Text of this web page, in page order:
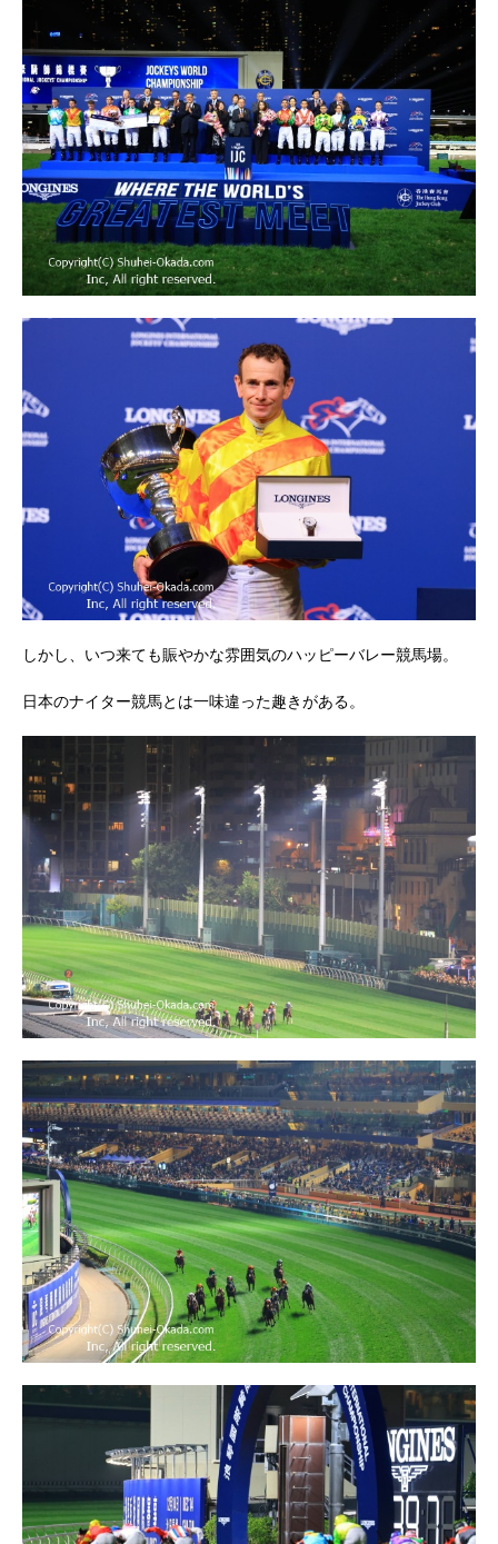
しかし、いつ来ても賑やかな雰囲気のハッピーバレー競馬場。
日本のナイター競馬とは一味違った趣きがある。